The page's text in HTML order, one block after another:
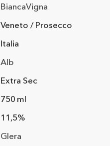
BiancaVigna
Veneto / Prosecco
Italia
Alb
Extra Sec
750 ml
11,5%
Glera